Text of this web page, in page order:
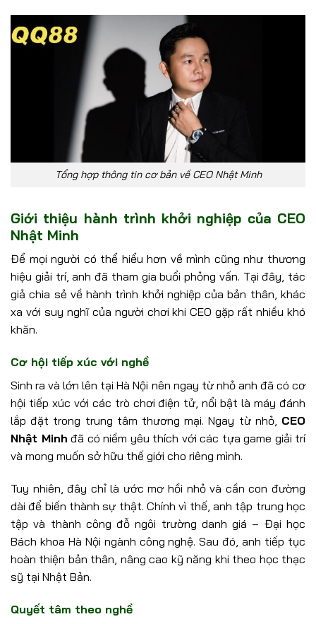
Tổng hợp thông tin cơ bản về CEO Nhật Minh
Giới thiệu hành trình khởi nghiệp của CEO
Nhật Minh
Để mọi người có thể hiểu hơn về mình cũng như thương
hiệu giải trí, anh đã tham gia buổi phỏng vấn. Tại đây, tác
giả chia sẻ về hành trình khởi nghiệp của bản thân, khác
xa với suy nghĩ của người chơi khi CEO gặp rất nhiều khó
khăn.
Cơ hội tiếp xúc với nghề
Sinh ra và lớn lên tại Hà Nội nên ngay từ nhỏ anh đã có cơ
hội tiếp xúc với các trò chơi điện tử, nổi bật là máy đánh
lắp đặt trong trung tâm thương mại. Ngay từ nhỏ, CEO
Nhật Minh đã có niềm yêu thích với các tựa game giải trí
và mong muốn sở hữu thế giới cho riêng mình.
Tuy nhiên, đây chỉ là ước mơ hồi nhỏ và cần con đường
dài để biến thành sự thật. Chính vì thế, anh tập trung học
tập và thành công đỗ ngôi trường danh giá – Đại học
Bách khoa Hà Nội ngành công nghệ. Sau đó, anh tiếp tục
hoàn thiện bản thân, nâng cao kỹ năng khi theo học thạc
sỹ tại Nhật Bản.
Quyết tâm theo nghề